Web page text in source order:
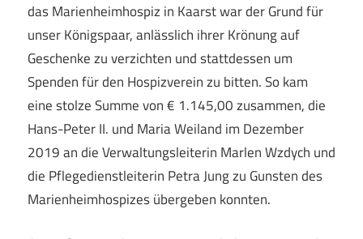
das Marienheimhospiz in Kaarst war der Grund für
unser Königspaar, anlässlich ihrer Krönung auf
Geschenke zu verzichten und stattdessen um
Spenden für den Hospizverein zu bitten. So kam
eine stolze Summe von € 1.145,00 zusammen, die
Hans-Peter II. und Maria Weiland im Dezember
2019 an die Verwaltungsleiterin Marlen Wzdych und
die Pflegedienstleiterin Petra Jung zu Gunsten des
Marienheimhospizes übergeben konnten.